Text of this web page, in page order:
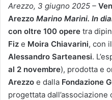
Arezzo, 3 giugno 2025 –
Arezzo Marino Marini. In
con oltre 100 opere tra
Fiz e Moira Chiavarini, con
Alessandro Sarteanesi.
al 2 novembre), prodotta e
Arezzo e dalla Fondazione
progettata dall’associazione